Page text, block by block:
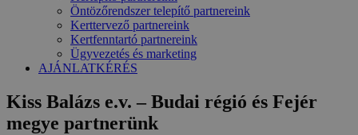
Öntözőrendszer telepítő partnereink
Kerttervező partnereink
Kertfenntartó partnereink
Ügyvezetés és marketing
AJÁNLATKÉRÉS
Kiss Balázs e.v. – Budai régió és Fejér
megye partnerünk